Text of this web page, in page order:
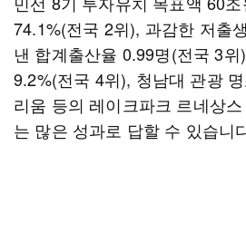
74.1%(전국 2위), 과감한 저출
낸 합계출산율 0.99명(전국 3
9.2%(전국 4위), 청남대 관광
리움 등의 레이크파크 르네상
는 많은 성과로 답할 수 있습니